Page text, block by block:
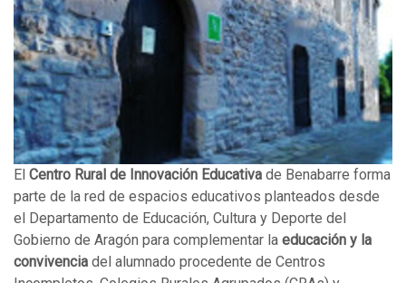
El Centro Rural de Innovación Educativa de Benabarre forma
parte de la red de espacios educativos planteados desde
el Departamento de Educación, Cultura y Deporte del
Gobierno de Aragón para complementar la educación y la
convivencia del alumnado procedente de Centros